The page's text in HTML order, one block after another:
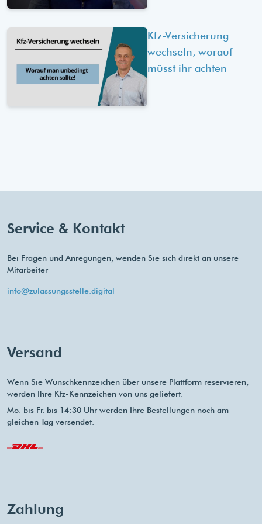
Kfz-Versicherung
wechseln, worauf
müsst ihr achten
Service & Kontakt
Bei Fragen und Anregungen, wenden Sie sich direkt an unsere
Mitarbeiter
info@zulassungsstelle.digital
Versand
Wenn Sie Wunschkennzeichen über unsere Plattform reservieren,
werden Ihre Kfz-Kennzeichen von uns geliefert.
Mo. bis Fr. bis 14:30 Uhr werden Ihre Bestellungen noch am
gleichen Tag versendet.
Zahlung